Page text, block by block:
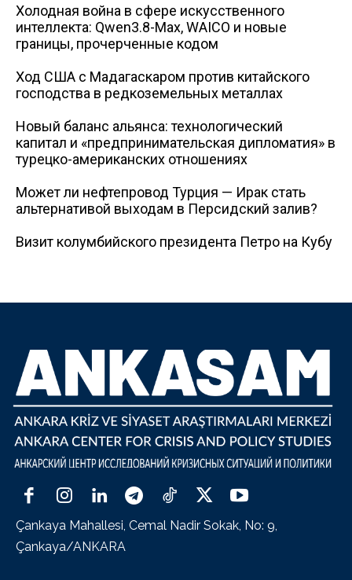
Холодная война в сфере искусственного
интеллекта: Qwen3.8-Max, WAICO и новые
границы, прочерченные кодом
Ход США с Мадагаскаром против китайского
господства в редкоземельных металлах
Новый баланс альянса: технологический
капитал и «предпринимательская дипломатия» в
турецко-американских отношениях
Может ли нефтепровод Турция — Ирак стать
альтернативой выходам в Персидский залив?
Визит колумбийского президента Петро на Кубу
Çankaya Mahallesi, Cemal Nadir Sokak, No: 9,
Çankaya/ANKARA